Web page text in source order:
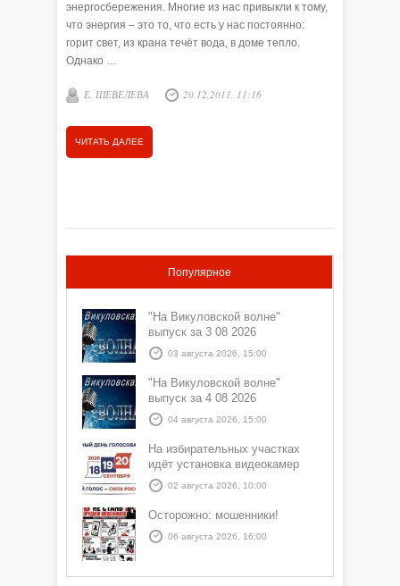
энергосбережения. Многие из нас привыкли к тому,
что энергия – это то, что есть у нас постоянно:
горит свет, из крана течёт вода, в доме тепло.
Однако …
Е. ШЕВЕЛЕВА 20.12.2011, 11:16
ЧИТАТЬ ДАЛЕЕ
Популярное
"На Викуловской волне"
выпуск за 3 08 2026
03 августа 2026, 15:00
"На Викуловской волне"
выпуск за 4 08 2026
04 августа 2026, 15:00
На избирательных участках
идёт установка видеокамер
02 августа 2026, 10:00
Осторожно: мошенники!
06 августа 2026, 16:00